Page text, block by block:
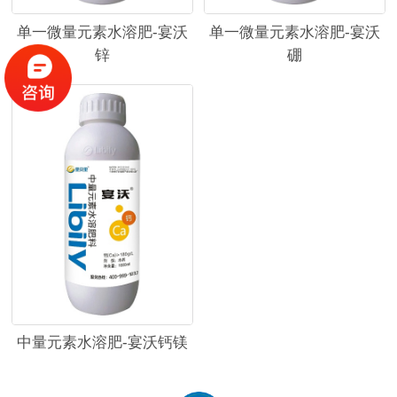
单一微量元素水溶肥-宴沃
锌
单一微量元素水溶肥-宴沃
硼
中量元素水溶肥-宴沃钙镁